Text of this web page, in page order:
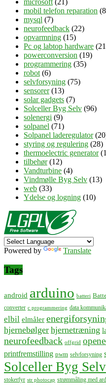
microsoft(21)
mobil telefon reparation
mysql (7)
neurofeedback (22)
opvarmning (15)
Pc og labtop hardware
powerconversion (19)
programmering (35)
robot(6)
selvforsyning (75)
sensorer(13)
solar gadgets (7)
Solceller Byg Selv (96)
solenergi (9)
solpanel (71)
Solpanel laderegulator
styring og regulering (28)
thermoelectric generator
tilbehør(12)
Vandturbine (4)
Vindmølle Byg Selv (13)
web (33)
Ydelse og logning (10)
Powered by Translate
Tags
android arduino batteri
converter c programmering data
elbil elmåler
hjernebølger hjernetræning
neurofeedback offgrid
printfremstilling pwm selvforsyning
Solceller Byg Selv
stokerfyr str photocap strømmåling med